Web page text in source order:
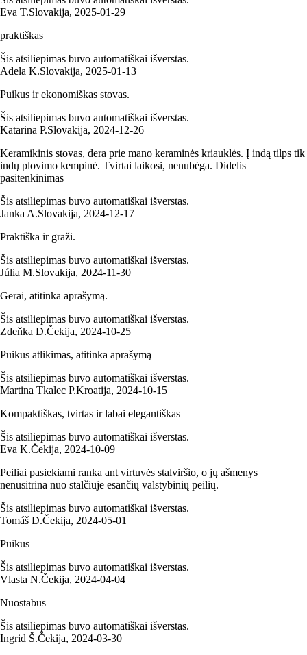
Eva T.Slovakija, 2025‑01‑29
praktiškas
Šis atsiliepimas buvo automatiškai išverstas.
Adela K.Slovakija, 2025‑01‑13
Puikus ir ekonomiškas stovas.
Šis atsiliepimas buvo automatiškai išverstas.
Katarina P.Slovakija, 2024‑12‑26
Keramikinis stovas, dera prie mano keraminės kriauklės. Į indą tilps tik
indų plovimo kempinė. Tvirtai laikosi, nenubėga. Didelis
pasitenkinimas
Šis atsiliepimas buvo automatiškai išverstas.
Janka A.Slovakija, 2024‑12‑17
Praktiška ir graži.
Šis atsiliepimas buvo automatiškai išverstas.
Júlia M.Slovakija, 2024‑11‑30
Gerai, atitinka aprašymą.
Šis atsiliepimas buvo automatiškai išverstas.
Zdeňka D.Čekija, 2024‑10‑25
Puikus atlikimas, atitinka aprašymą
Šis atsiliepimas buvo automatiškai išverstas.
Martina Tkalec P.Kroatija, 2024‑10‑15
Kompaktiškas, tvirtas ir labai elegantiškas
Šis atsiliepimas buvo automatiškai išverstas.
Eva K.Čekija, 2024‑10‑09
Peiliai pasiekiami ranka ant virtuvės stalviršio, o jų ašmenys
nenusitrina nuo stalčiuje esančių valstybinių peilių.
Šis atsiliepimas buvo automatiškai išverstas.
Tomáš D.Čekija, 2024‑05‑01
Puikus
Šis atsiliepimas buvo automatiškai išverstas.
Vlasta N.Čekija, 2024‑04‑04
Nuostabus
Šis atsiliepimas buvo automatiškai išverstas.
Ingrid Š.Čekija, 2024‑03‑30